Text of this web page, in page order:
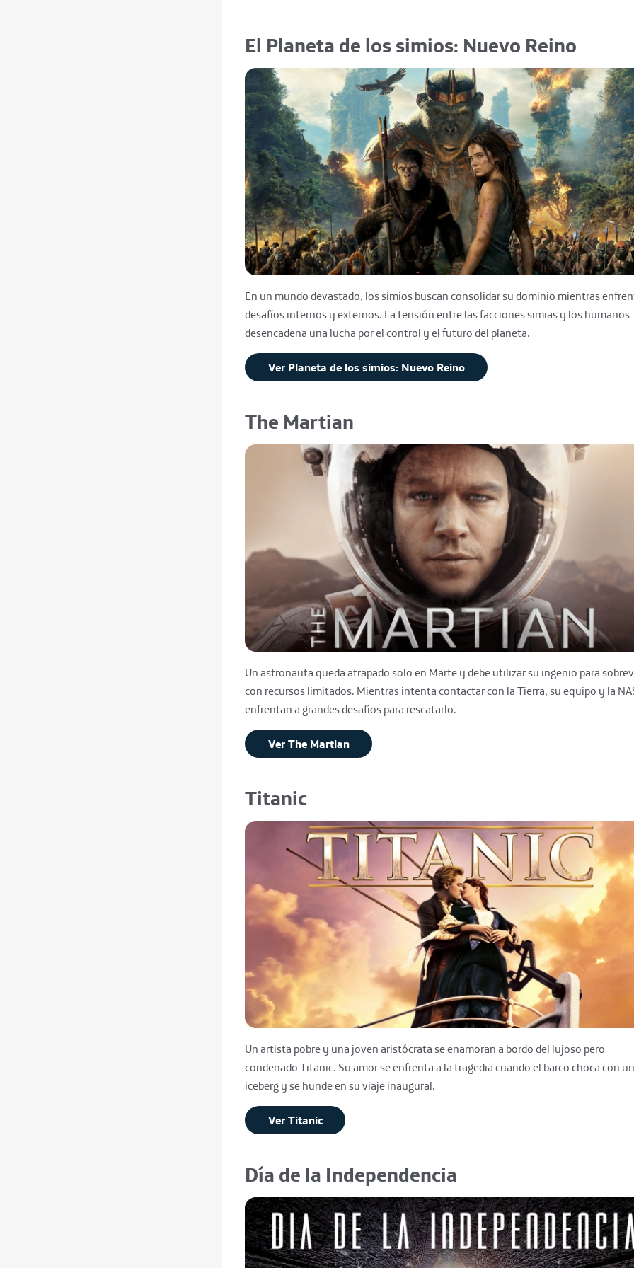
El Planeta de los simios: Nuevo Reino
En un mundo devastado, los simios buscan consolidar su dominio mientras
desafíos internos y externos. La tensión entre las facciones simias y los humanos
desencadena una lucha por el control y el futuro del planeta.
Ver Planeta de los simios: Nuevo Reino
The Martian
Un astronauta queda atrapado solo en Marte y debe utilizar su ingenio para
con recursos limitados. Mientras intenta contactar con la Tierra, su equipo y la
enfrentan a grandes desafíos para rescatarlo.
Ver The Martian
Titanic
Un artista pobre y una joven aristócrata se enamoran a bordo del lujoso pero
condenado Titanic. Su amor se enfrenta a la tragedia cuando el barco choca con un
iceberg y se hunde en su viaje inaugural.
Ver Titanic
Día de la Independencia